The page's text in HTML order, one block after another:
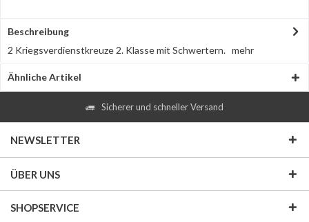
Beschreibung
2 Kriegsverdienstkreuze 2. Klasse mit Schwertern. mehr
Ähnliche Artikel
Sicherer und schneller Versand
NEWSLETTER
ÜBER UNS
SHOPSERVICE